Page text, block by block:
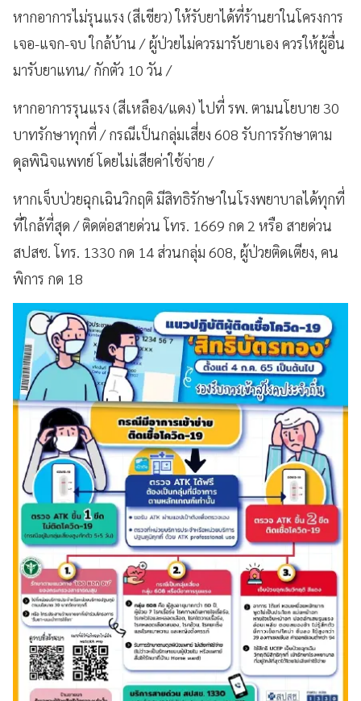
หากอาการไม่รุนแรง (สีเขียว) ให้รับยาได้ที่ร้านยาในโครงการ
เจอ-แจก-จบ ใกล้บ้าน / ผู้ป่วยไม่ควรมารับยาเอง ควรให้ผู้อื่น
มารับยาแทน/ กักตัว 10 วัน /
หากอาการรุนแรง (สีเหลือง/แดง) ไปที่ รพ. ตามนโยบาย 30
บาทรักษาทุกที่ / กรณีเป็นกลุ่มเสี่ยง 608 รับการรักษาตาม
ดุลพินิจแพทย์ โดยไม่เสียค่าใช้จ่าย /
หากเจ็บป่วยฉุกเฉินวิกฤติ มีสิทธิรักษาในโรงพยาบาลได้ทุกที่
ที่ใกล้ที่สุด / ติดต่อสายด่วน โทร. 1669 กด 2 หรือ สายด่วน
สปสช. โทร. 1330 กด 14 ส่วนกลุ่ม 608, ผู้ป่วยติดเตียง, คน
พิการ กด 18